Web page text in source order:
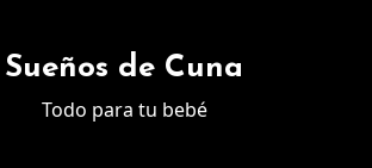
Sueños de Cuna
Todo para tu bebé